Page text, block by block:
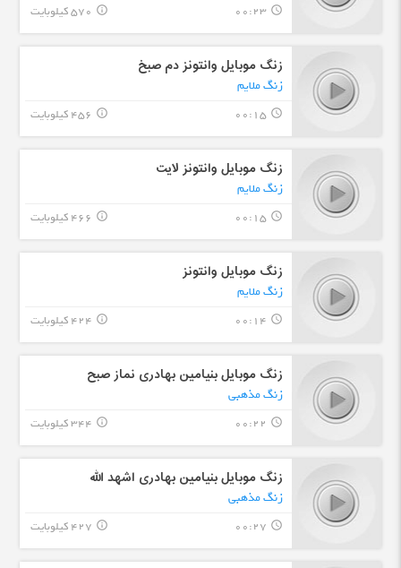
query_builder
00:23 570 کیلوبایت info_outline
زنگ موبایل وانتونز دم صبخ
زنگ ملایم
query_builder
00:15 456 کیلوبایت info_outline
زنگ موبایل وانتونز لایت
زنگ ملایم
query_builder
00:15 466 کیلوبایت info_outline
زنگ موبایل وانتونز
زنگ ملایم
query_builder
00:14 424 کیلوبایت info_outline
زنگ موبایل بنیامین بهادری نماز صبح
زنگ مذهبی
query_builder
00:22 344 کیلوبایت info_outline
زنگ موبایل بنیامین بهادری اشهد الله
زنگ مذهبی
query_builder
00:27 427 کیلوبایت info_outline